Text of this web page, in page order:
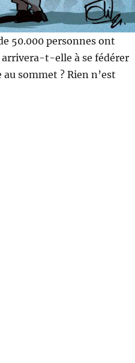
50.000 personnes ont
arrivera-t-elle à se fédérer
sommet ? Rien n’est